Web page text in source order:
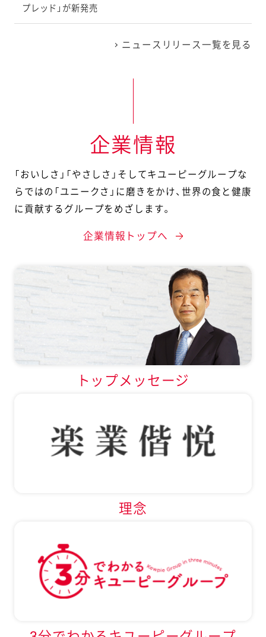
ニュースリリース一覧を見る
プレッド」が新発売
企業情報
「おいしさ」「やさしさ」そしてキユーピーグループな
らではの「ユニークさ」に磨きをかけ、 世界の食と健康
に貢献するグループをめざします。
企業情報トップへ
トップメッセージ
理念